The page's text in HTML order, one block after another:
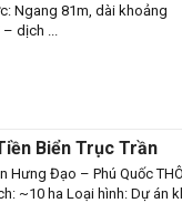
Ngang 81m, dài khoảng
dịch ...
Biển Trục Trần
Hưng Đạo – Phú Quốc
~10 ha Loại hình: Dự án